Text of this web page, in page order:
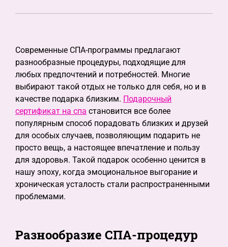
Современные СПА-программы предлагают
разнообразные процедуры, подходящие для
любых предпочтений и потребностей. Многие
выбирают такой отдых не только для себя, но и в
качестве подарка близким. Подарочный
сертификат на спа становится все более
популярным способ порадовать близких и друзей
для особых случаев, позволяющим подарить не
просто вещь, а настоящее впечатление и пользу
для здоровья. Такой подарок особенно ценится в
нашу эпоху, когда эмоциональное выгорание и
хроническая усталость стали распространенными
проблемами.
Разнообразие СПА-процедур